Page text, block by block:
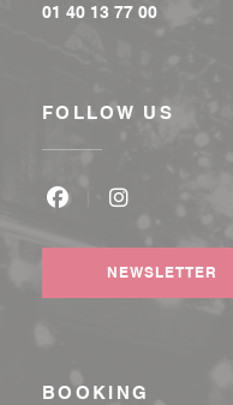
01 40 13 77 00
FOLLOW US
NEWSLETTER
BOOKING